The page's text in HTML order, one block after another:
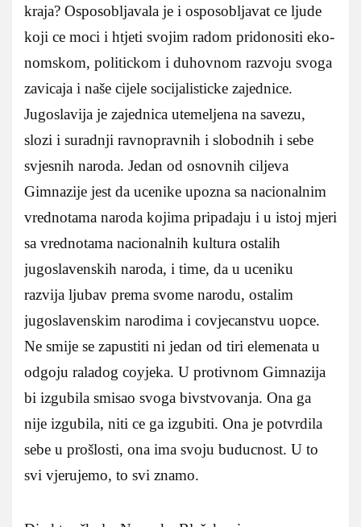
kraja? Osposobljavala je i osposobljavat ce ljude
koji ce moci i htjeti svojim radom pridonositi eko-
nomskom, politickom i duhovnom razvoju svoga
zavicaja i naše cijele socijalisticke zajednice.
Jugoslavija je zajednica utemeljena na savezu,
slozi i suradnji ravnopravnih i slobodnih i sebe
svjesnih naroda. Jedan od osnovnih ciljeva
Gimnazije jest da ucenike upozna sa nacionalnim
vrednotama naroda kojima pripadaju i u istoj mjeri
sa vrednotama nacionalnih kultura ostalih
jugoslavenskih naroda, i time, da u uceniku
razvija ljubav prema svome narodu, ostalim
jugoslavenskim narodima i covjecanstvu uopce.
Ne smije se zapustiti ni jedan od tiri elemenata u
odgoju raladog coyjeka. U protivnom Gimnazija
bi izgubila smisao svoga bivstvovanja. Ona ga
nije izgubila, niti ce ga izgubiti. Ona je potvrdila
sebe u prošlosti, ona ima svoju buducnost. U to
svi vjerujemo, to svi znamo.